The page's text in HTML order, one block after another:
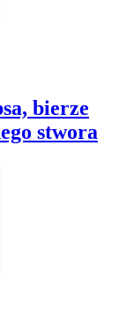
bierze
stwora